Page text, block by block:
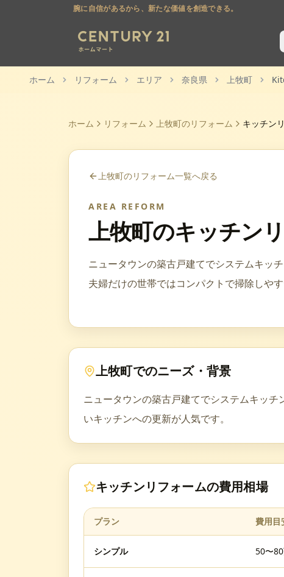
腕に自信があるから、新たな価値を創造できる。
ホーム リフォーム エリア 奈良県 上牧町
ホーム リフォーム 上牧町のリフォーム キッチン
上牧町のリフォーム一覧へ戻る
AREA REFORM
上牧町のキッチン
ニュータウンの築古戸建てでシステムキッ
夫婦だけの世帯ではコンパクトで掃除しや
上牧町でのニーズ・背景
ニュータウンの築古戸建てでシステムキッ
いキッチンへの更新が人気です。
キッチンリフォームの費用相場
プラン 費用目
シンプル 50〜